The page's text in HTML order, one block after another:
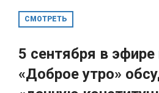
СМОТРЕТЬ
5 сентября в
«Доброе утро»